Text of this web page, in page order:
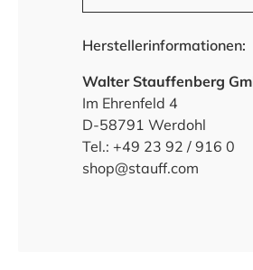
Herstellerinformationen:
Walter Stauffenberg
Im Ehrenfeld 4
D-58791 Werdohl
Tel.: +49 23 92 / 916 0
shop@stauff.com